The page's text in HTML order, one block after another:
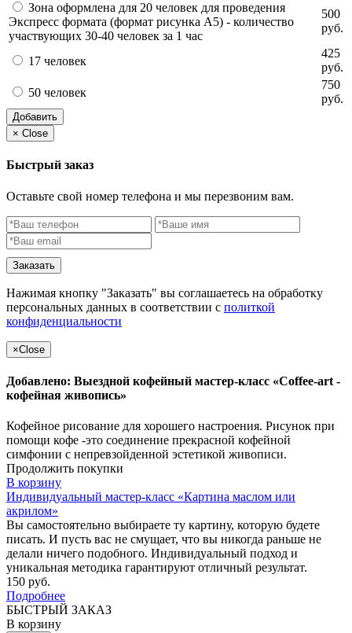
Зона оформлена для 20 человек для проведения
Экспресс формата (формат рисунка А5) - количество
участвующих 30-40 человек за 1 час
500
руб.
17 человек
425
руб.
50 человек
750
руб.
Добавить
× Close
Быстрый заказ
Оставьте свой номер телефона и мы перезвоним вам.
Заказать
Нажимая кнопку "Заказать" вы соглашаетесь на обработку
персональных данных в соответствии с политкой
конфиденциальности
×Close
Добавлено: Выездной кофейный мастер-класс «Coffee-art -
кофейная живопись»
Кофейное рисование для хорошего настроения. Рисунок при
помощи кофе -это соединение прекрасной кофейной
симфонии с непревзойденной эстетикой живописи.
Продолжить покупки
В корзину
Индивидуальный мастер-класс «Картина маслом или
акрилом»
Вы самостоятельно выбираете ту картину, которую будете
писать. И пусть вас не смущает, что вы никогда раньше не
делали ничего подобного. Индивидуальный подход и
уникальная методика гарантируют отличный результат.
150 руб.
Подробнее
БЫСТРЫЙ ЗАКАЗ
В корзину